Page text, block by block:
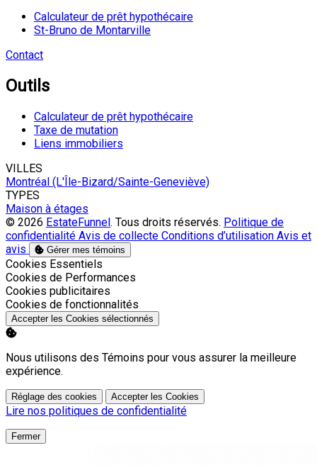
Calculateur de prêt hypothécaire
St-Bruno de Montarville
Contact
Outils
Calculateur de prêt hypothécaire
Taxe de mutation
Liens immobiliers
VILLES
Montréal (L'Île-Bizard/Sainte-Geneviève)
TYPES
Maison à étages
© 2026 EstateFunnel. Tous droits réservés. Politique de
confidentialité Avis de collecte Conditions d’utilisation Avis et
avis
Gérer mes témoins
Activer
Cookies Essentiels
Activer
Cookies de Performances
Activer
Cookies publicitaires
Activer
Cookies de fonctionnalités
Accepter les Cookies sélectionnés
Nous utilisons des Témoins pour vous assurer la meilleure
expérience.
Réglage des cookies Accepter les Cookies
Lire nos politiques de confidentialité
Fermer